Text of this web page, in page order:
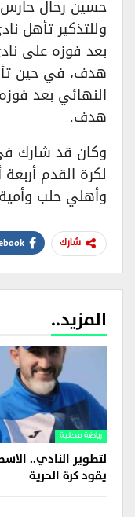
حسين رحال حارس
وللتذكير تأهل
بعد فوزه على
هدف، في حين
النهائي بعد
هدف.
وكان قد شارك
لكرة القدم
وأهلي حلب
شارك
المزيد..
رياضة محلية
لتطوير النادي..
يقود كرة الحرية